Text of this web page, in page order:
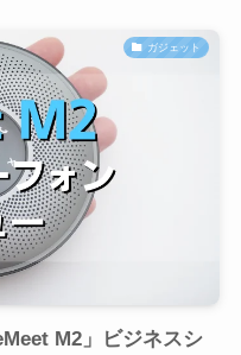
ガジェット
M2」ビジネスシ